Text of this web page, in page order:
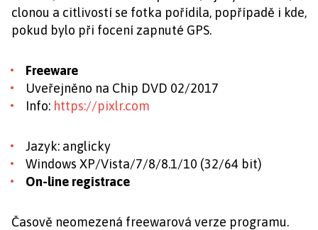
clonou a citlivostí se fotka pořídila, popřípadě i kde,
pokud bylo při focení zapnuté GPS.
Freeware
Uveřejněno na Chip DVD 02/2017
Info: https://pixlr.com
Jazyk: anglicky
Windows XP/Vista/7/8/8.1/10 (32/64 bit)
On-line registrace
Časově neomezená freewarová verze programu.